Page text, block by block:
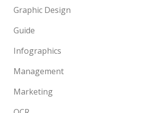
Graphic Design
Guide
Infographics
Management
Marketing